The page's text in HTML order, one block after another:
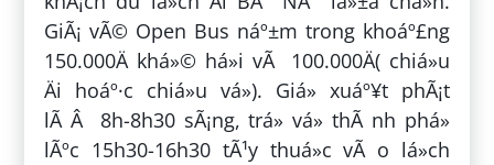
GiÃ¡ vÃ© Open Bus náº±m trong khoáº£ng
150.000Ä khá»© há»i vÃ 100.000Ä( chiá»u
Äi hoáº·c chiá»u vá»). Giá» xuáº¥t phÃ¡t
lÃ Â 8h-8h30 sÃ¡ng, trá» vá» thÃ nh phá»
lÃºc 15h30-16h30 tÃ¹y thuá»c vÃ o lá»ch